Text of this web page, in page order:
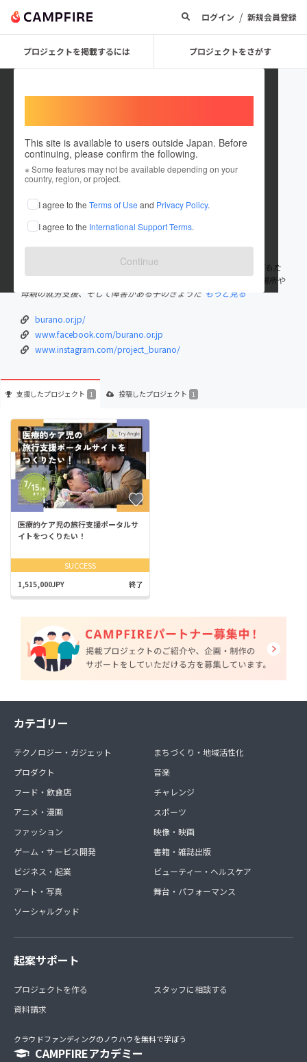
ログイン / 新規会員登録
プロジェクトを掲載するには プロジェクトをさがす
This site is available to users outside Japan. Before
continuing, please confirm the following.
※ Some features may not be available depending on your
country, region, or project.
I agree to the Terms of Use and Privacy Policy.
I agree to the International Support Terms.
Continue
Burano_Project
これまでに1回支援して1件のプロジェクトを投稿しています
在住国：日本 現在地：茨城県
出身国：日本 出身地：茨城県
みなさん、こんにちは！ 私たちBuranoは、医療的ケアがある子どもた
ちの親で立ち上げたプロジェクトチームです。 医療的ケア児の居場所や
母親の就労支援、そして障害がある子のきょうだ もっと見る
burano.or.jp/
www.facebook.com/burano.or.jp
www.instagram.com/project_burano/
支援したプロジェクト 1 投稿したプロジェクト 1
医療的ケア児の旅行支援ポータルサ
イトをつくりたい！
SUCCESS
1,515,000JPY 終了
カテゴリー
テクノロジー・ガジェット
プロダクト
フード・飲食店
アニメ・漫画
ファッション
ゲーム・サービス開発
ビジネス・起業
アート・写真
ソーシャルグッド
まちづくり・地域活性化
音楽
チャレンジ
スポーツ
映像・映画
書籍・雑誌出版
ビューティー・ヘルスケア
舞台・パフォーマンス
起案サポート
プロジェクトを作る
資料請求
スタッフに相談する
クラウドファンディングのノウハウを無料で学ぼう
CAMPFIREアカデミー